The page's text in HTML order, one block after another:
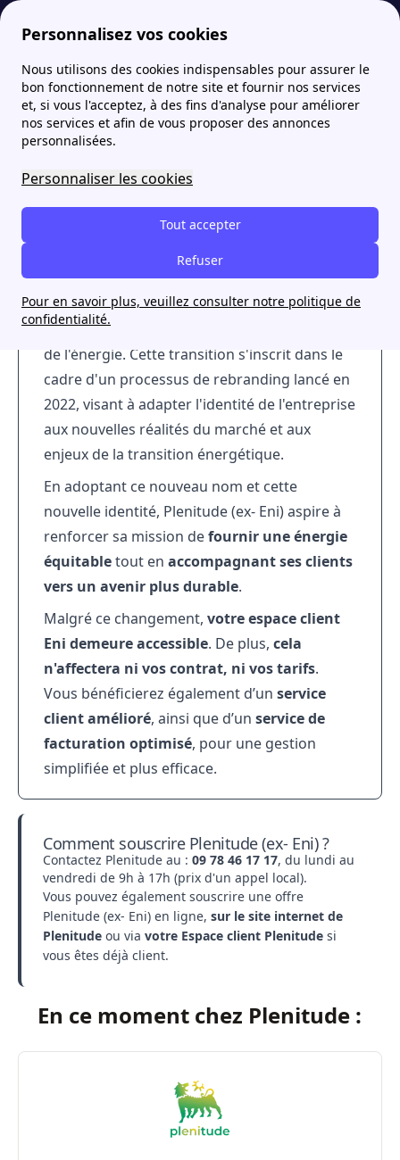
Personnalisez vos cookies
Nous utilisons des cookies indispensables pour assurer le
bon fonctionnement de notre site et fournir nos services
et, si vous l'acceptez, à des fins d'analyse pour améliorer
nos services et afin de vous proposer des annonces
personnalisées.
Personnaliser les cookies
Tout accepter
Refuser
Pour en savoir plus, veuillez consulter notre politique de
confidentialité.
Fournisseur-Energie MoreSouscrire Souscrire chez Plenitude (ex- Eni) par téléphone : numéros, service client…
Souscrire chez Plenitude
(ex- Eni) par téléphone :
numéros, service client…
Eni se transforme et devient Plenitude, une
évolution qui reflète son engagement envers
ladurabilité
de l'énergie. Cette transition s'inscrit dans le
cadre d'un processus de rebranding lancé en
2022, visant à adapter l'identité de l'entreprise
aux nouvelles réalités du marché et aux
enjeux de la transition énergétique.
En adoptant ce nouveau nom et cette
nouvelle identité, Plenitude (ex- Eni) aspire à
renforcer sa mission defournir une énergie
équitabletout en accompagnant ses clients
vers un avenir plus durable.
Malgré ce changement, votre espace client
Eni demeure accessible. De plus, cela
n'affectera ni vos contrat, ni vos tarifs.
Vous bénéficierez également d’un service
client amélioré, ainsi que d’un service de
facturation optimisé, pour une gestion
simplifiée et plus efficace.
Comment souscrire Plenitude (ex- Eni) ?
Contactez Plenitude au : 09​ 78​ 46​ 17​ 17, du lundi au
vendredi de 9h à 17h (prix d'un appel local).
Vous pouvez également souscrire une offre
Plenitude (ex- Eni) en ligne, sur le site internet de
Plenitude ou via votre Espace client Plenitude si
vous êtes déjà client.
En ce moment chez Plenitude :